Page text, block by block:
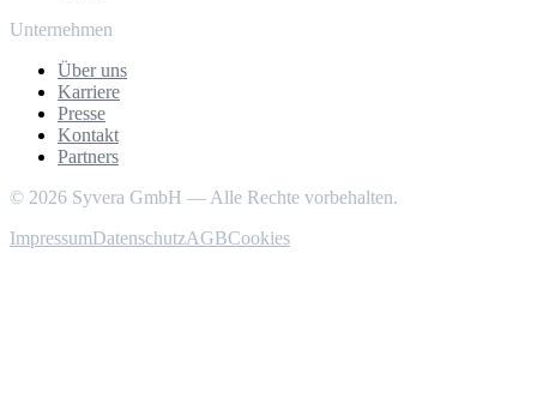
Unternehmen
Über uns
Karriere
Presse
Kontakt
Partners
© 2026 Syvera GmbH — Alle Rechte vorbehalten.
ImpressumDatenschutzAGBCookies